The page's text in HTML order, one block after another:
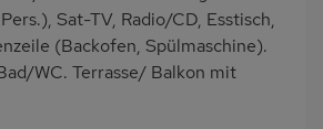
Sat-TV, Radio/CD, Esstisch,
(Backofen, Spülmaschine).
WC. Terrasse/ Balkon mit